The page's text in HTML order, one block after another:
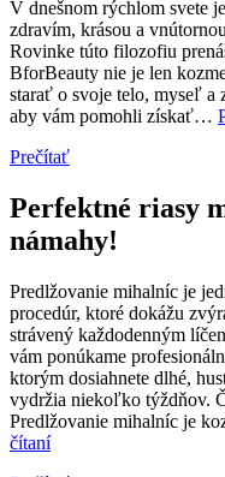
V dnešnom rýchlom svete
zdravím, krásou a
Rovinke túto filozofiu
BforBeauty nie je len
starať o svoje telo, myseľ a
aby vám pomohli získať…
Prečítať
Perfektné riasy
námahy!
Predlžovanie mihalníc je
procedúr, ktoré dokážu
strávený každodenným
vám ponúkame
ktorým dosiahnete dlhé,
vydržia niekoľko týždňov.
Predlžovanie mihalníc je
čítaníPerfektné